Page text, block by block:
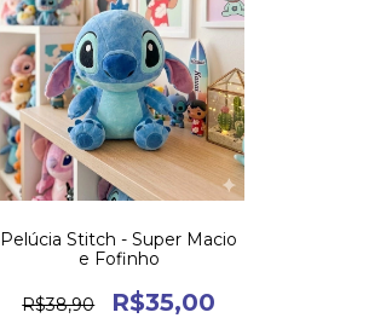
Pelúcia Stitch - Super Macio
e Fofinho
R$38,90 R$35,00